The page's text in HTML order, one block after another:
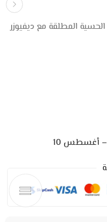
المطلقة مع ديفيوزر